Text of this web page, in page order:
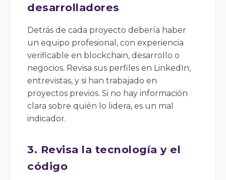
desarrolladores
Detrás de cada proyecto debería haber
un equipo profesional, con experiencia
verificable en blockchain, desarrollo o
negocios. Revisa sus perfiles en LinkedIn,
entrevistas, y si han trabajado en
proyectos previos. Si no hay información
clara sobre quién lo lidera, es un mal
indicador.
3. Revisa la tecnología y el
código